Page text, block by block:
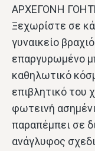
ΑΡΧΕΓΟΝΗ
Ξεχωρίστε σε
γυναικείο
επαργυρωμένο
καθηλωτικό
επιβλητικό του
φωτεινή
παραπέμπει σε
ανάγλυφος